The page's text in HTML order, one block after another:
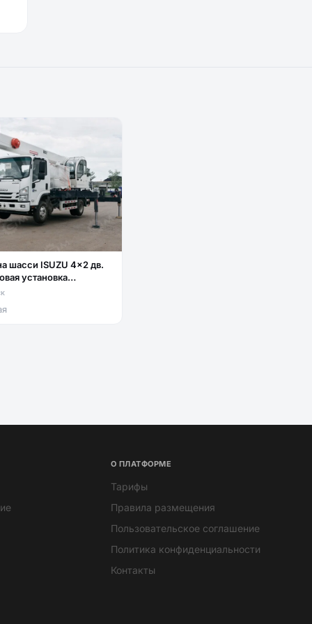
шасси ISUZU 4x2 дв.
установка
DZ5T гп 5т люлька
О ПЛАТФОРМЕ
Тарифы
Правила размещения
Пользовательское соглашение
Политика конфиденциальности
Контакты